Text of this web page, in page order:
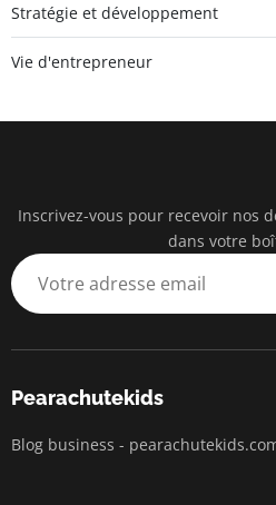
Stratégie et développement
Vie d'entrepreneur
Inscrivez-vous pour recevoir nos
dans votre
Pearachutekids
Blog business -